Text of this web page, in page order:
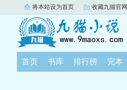
将本站设为首页 收藏九猫官网
首页 书库 排行榜 完本